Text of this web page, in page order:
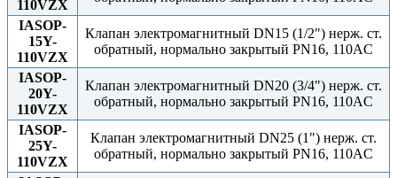
110VZX
IASOP-
15Y-
110VZX
Клапан электромагнитный DN15 (1/2") нерж. ст.
обратный, нормально закрытый PN16, 110AC
IASOP-
20Y-
110VZX
Клапан электромагнитный DN20 (3/4") нерж. ст.
обратный, нормально закрытый PN16, 110AC
IASOP-
25Y-
110VZX
Клапан электромагнитный DN25 (1") нерж. ст.
обратный, нормально закрытый PN16, 110AC